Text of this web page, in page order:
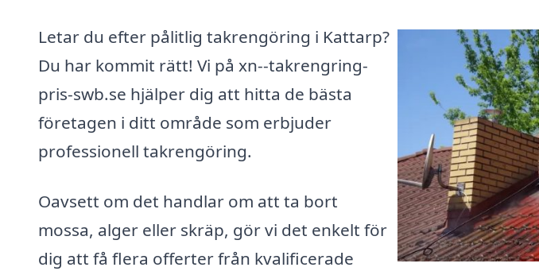
Letar du efter pålitlig takrengöring i Kattarp?
Du har kommit rätt! Vi på xn--takrengring-
pris-swb.se hjälper dig att hitta de bästa
företagen i ditt område som erbjuder
professionell takrengöring.
Oavsett om det handlar om att ta bort
mossa, alger eller skräp, gör vi det enkelt för
dig att få flera offerter från kvalificerade